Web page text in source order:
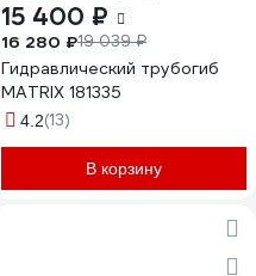
15 400 ₽
16 280 ₽19 039 ₽
Гидравлический трубогиб
MATRIX 181335
4.2(13)
В корзину